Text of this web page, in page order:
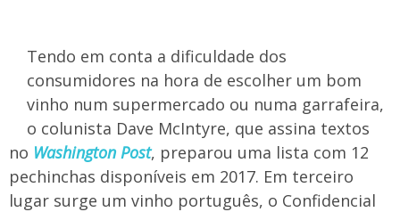
Tendo em conta a dificuldade dos
consumidores na hora de escolher um bom
vinho num supermercado ou numa garrafeira,
o colunista Dave McIntyre, que assina textos
no Washington Post, preparou uma lista com 12
pechinchas disponíveis em 2017. Em terceiro
lugar surge um vinho português, o Confidencial